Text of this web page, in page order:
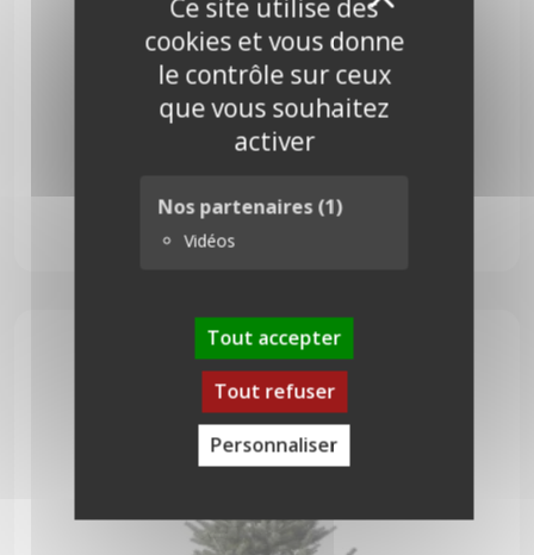
Ce site utilise des
cookies et vous donne
le contrôle sur ceux
que vous souhaitez
activer
Nos partenaires(1)
Vidéos
Tout accepter
Tout refuser
Personnaliser
Pungens 175 cm
74,00